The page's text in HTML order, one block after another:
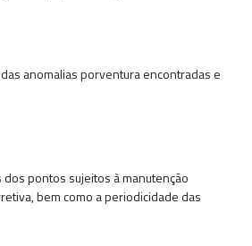
anomalias porventura encontradas e
dos pontos sujeitos à manutenção
bem como a periodicidade das